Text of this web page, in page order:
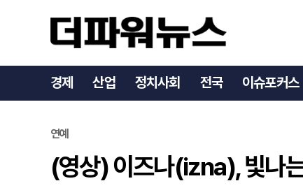
경제 산업 정치사회 전국 이슈포커스
(영상) 이즈나(izna),
연예
(영상) 이즈나(izna), 빛